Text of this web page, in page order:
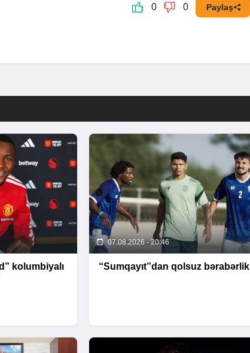
0 0 Paylaş
kolumbiyalı
07.08.2026 - 20:46
“Sumqayıt”dan qolsuz bərabərlik